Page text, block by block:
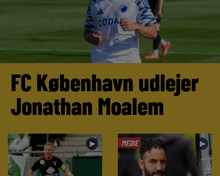
FC København udlejer
Jonathan Moalem
► MEDIE ►